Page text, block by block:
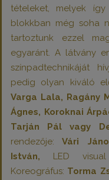
tételeket, melyek
blokkban még soha
tartoztunk ezzel
egyaránt. A látvány
színpadtechnikáját
pedig olyan kiváló
Varga Lala, Ragány
Ágnes, Koroknai
Tarján Pál vagy
rendezője: Vári
István, LED visual
Koreográfus: Torma